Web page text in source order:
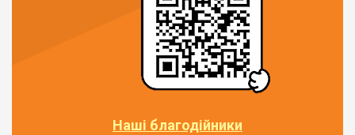
Наші благодійники